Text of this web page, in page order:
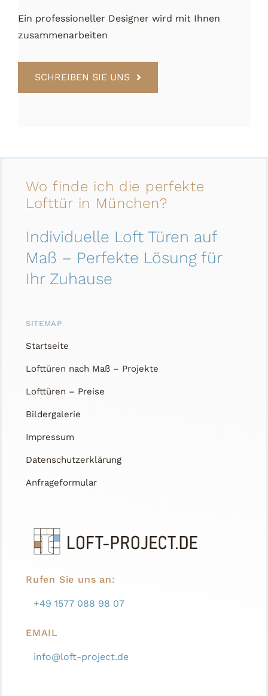
Ein professioneller Designer wird mit Ihnen
zusammenarbeiten
SCHREIBEN SIE UNS
Wo finde ich die perfekte
Lofttür in München?
Individuelle Loft Türen auf
Maß – Perfekte Lösung für
Ihr Zuhause
SITEMAP
Startseite
Lofttüren nach Maß – Projekte
Lofttüren – Preise
Bildergalerie
Impressum
Datenschutzerklärung
Anfrageformular
Rufen Sie uns an:
+49 1577 088 98 07
EMAIL
info@loft-project.de